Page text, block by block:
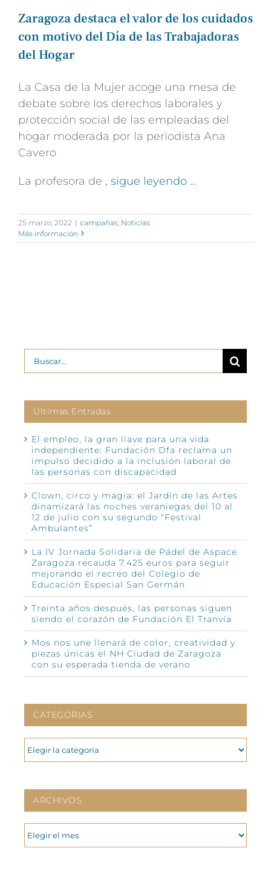
Zaragoza destaca el valor de los cuidados
con motivo del Día de las Trabajadoras
del Hogar
La Casa de la Mujer acoge una mesa de
debate sobre los derechos laborales y
protección social de las empleadas del
hogar moderada por la periodista Ana
Cavero
La profesora de , sigue leyendo …
25 marzo, 2022 | campañas Noticias
Más información
Buscar:
Últimas Entradas
El empleo, la gran llave para una vida
independiente: Fundación Dfa reclama un
impulso decidido a la inclusión laboral de
las personas con discapacidad
Clown, circo y magia: el Jardín de las Artes
dinamizará las noches veraniegas del 10 al
12 de julio con su segundo “Festival
Ambulantes”
La IV Jornada Solidaria de Pádel de Aspace
Zaragoza recauda 7.425 euros para seguir
mejorando el recreo del Colegio de
Educación Especial San Germán
Treinta años después, las personas siguen
siendo el corazón de Fundación El Tranvía
Mos nos une llenará de color, creatividad y
piezas únicas el NH Ciudad de Zaragoza
con su esperada tienda de verano
CATEGORIAS
CATEGORIAS
ARCHIVOS
ARCHIVOS